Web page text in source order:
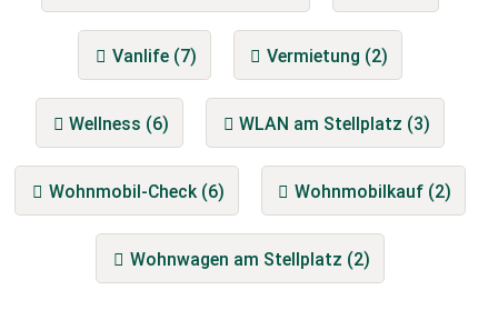
Vanlife (7) Vermietung (2)
Wellness (6) WLAN am Stellplatz (3)
Wohnmobil-Check (6) Wohnmobilkauf (2)
Wohnwagen am Stellplatz (2)